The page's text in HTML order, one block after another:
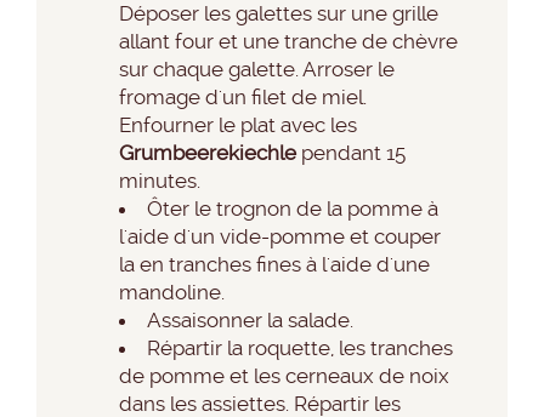
Déposer les galettes sur une grille
allant four et une tranche de chèvre
sur chaque galette. Arroser le
fromage d'un filet de miel.
Enfourner le plat avec les
Grumbeerekiechlependant 15
minutes.
Ôter le trognon de la pomme à
l'aide d'un vide-pomme et couper
la en tranches fines à l'aide d'une
mandoline.
Assaisonner la salade.
Répartir la roquette, les tranches
de pomme et les cerneaux de noix
dans les assiettes. Répartir les